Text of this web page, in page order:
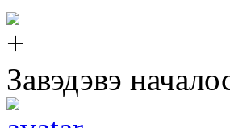
Завэдэвэ